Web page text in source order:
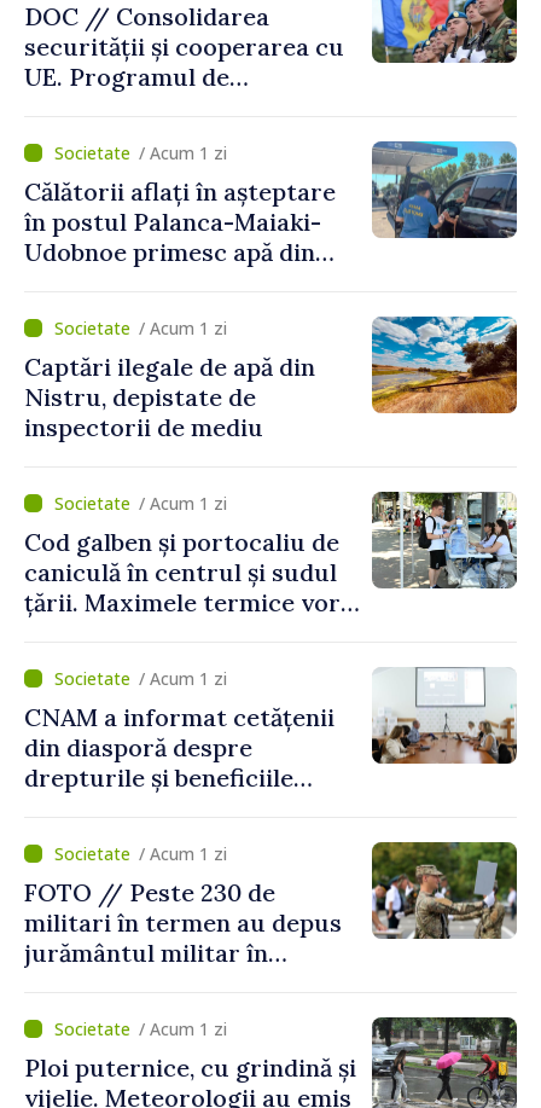
DOC // Consolidarea
securității și cooperarea cu
UE. Programul de
Naționale de Apărare pentru
perioada 2024–2034,
publicat în Monitorul Oficial
/ Acum 1 zi
Călătorii aflați în așteptare
în postul Palanca-Maiaki-
Udobnoe primesc apă din
și a polițiștilor de frontieră
/ Acum 1 zi
Captări ilegale de apă din
Nistru, depistate de
inspectorii de mediu
/ Acum 1 zi
Cod galben și portocaliu de
caniculă în centrul și sudul
țării. Maximele termice vor
/ Acum 1 zi
CNAM a informat cetățenii
din diasporă despre
drepturile și beneficiile
/ Acum 1 zi
FOTO // Peste 230 de
militari în termen au depus
jurământul militar în
/ Acum 1 zi
Ploi puternice, cu grindină și
vijelie. Meteorologii au emis